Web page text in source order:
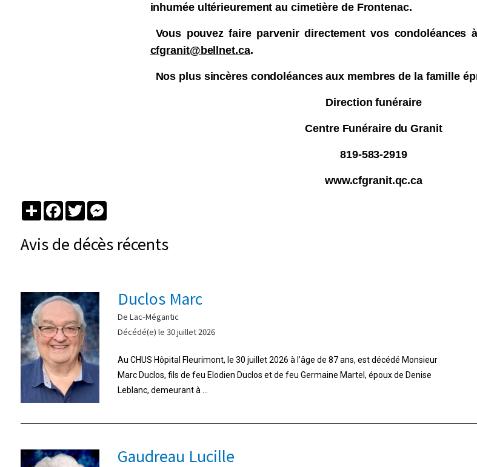
inhumée ultérieurement au cimetière de Frontenac.
Vous pouvez faire parvenir directement vos condoléances
cfgranit@bellnet.ca.
Nos plus sincères condoléances aux membres de la famille
Direction funéraire
Centre Funéraire du Granit
819-583-2919
www.cfgranit.qc.ca
PartagerFacebook
TwitterMessenger
Avis de décès récents
Duclos Marc
De Lac-Mégantic
Décédé(e) le 30 juillet 2026
Au CHUS Hôpital Fleurimont, le 30 juillet 2026 à l’âge de 87 ans, est décédé Monsieur
Marc Duclos, fils de feu Elodien Duclos et de feu Germaine Martel, époux de Denise
Leblanc, demeurant à ...
Gaudreau Lucille